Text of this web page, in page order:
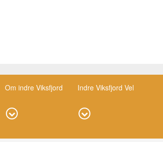
Om indre Viksfjord Indre Viksfjord Vel